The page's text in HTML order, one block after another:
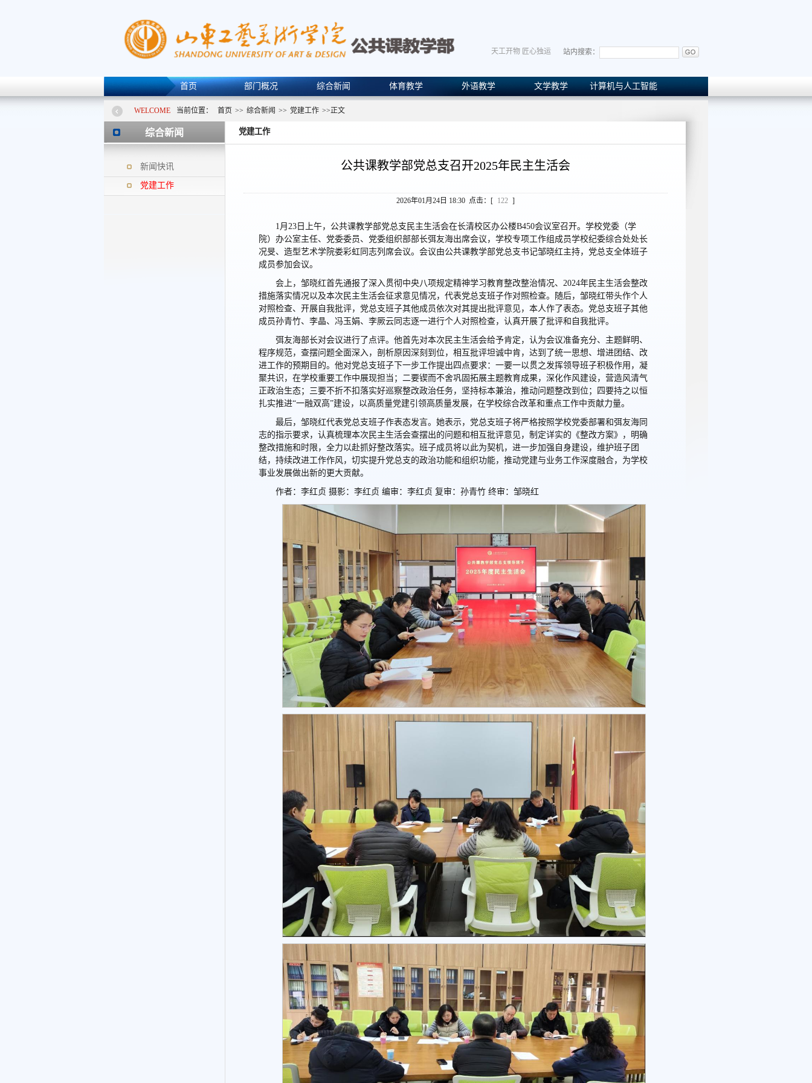
天工开物 匠心独运 站内搜索：
首页 部门概况 综合新闻 体育教学 外语教学 文学教学 计算机与人工智能
WELCOME 当前位置： 首页 >> 综合新闻 >> 党建工作 >>正文
综合新闻
新闻快讯
党建工作
党建工作
公共课教学部党总支召开2025年民主生活会
2026年01月24日 18:30 点击：[ 122 ]
1月23日上午，公共课教学部党总支民主生活会在长清校区办公楼B450会议室召开。学校党委（学
院）办公室主任、党委委员、党委组织部部长弭友海出席会议，学校专项工作组成员学校纪委综合处处长
况旻、造型艺术学院娄彩虹同志列席会议。会议由公共课教学部党总支书记邹晓红主持，党总支全体班子
成员参加会议。
会上，邹晓红首先通报了深入贯彻中央八项规定精神学习教育整改整治情况、2024年民主生活会整改
措施落实情况以及本次民主生活会征求意见情况，代表党总支班子作对照检查。随后，邹晓红带头作个人
对照检查、开展自我批评，党总支班子其他成员依次对其提出批评意见，本人作了表态。党总支班子其他
成员孙青竹、李晶、冯玉娟、李厥云同志逐一进行个人对照检查，认真开展了批评和自我批评。
弭友海部长对会议进行了点评。他首先对本次民主生活会给予肯定，认为会议准备充分、主题鲜明、
程序规范，查摆问题全面深入，剖析原因深刻到位，相互批评坦诚中肯，达到了统一思想、增进团结、改
进工作的预期目的。他对党总支班子下一步工作提出四点要求：一要一以贯之发挥领导班子积极作用，凝
聚共识，在学校重要工作中展现担当；二要锲而不舍巩固拓展主题教育成果，深化作风建设，营造风清气
正政治生态；三要不折不扣落实好巡察整改政治任务，坚持标本兼治，推动问题整改到位；四要持之以恒
扎实推进“一融双高”建设，以高质量党建引领高质量发展，在学校综合改革和重点工作中贡献力量。
最后，邹晓红代表党总支班子作表态发言。她表示，党总支班子将严格按照学校党委部署和弭友海同
志的指示要求，认真梳理本次民主生活会查摆出的问题和相互批评意见，制定详实的《整改方案》，明确
整改措施和时限，全力以赴抓好整改落实。班子成员将以此为契机，进一步加强自身建设，维护班子团
结，持续改进工作作风，切实提升党总支的政治功能和组织功能，推动党建与业务工作深度融合，为学校
事业发展做出新的更大贡献。
作者：李红贞 摄影：李红贞 编审：李红贞 复审：孙青竹 终审：邹晓红